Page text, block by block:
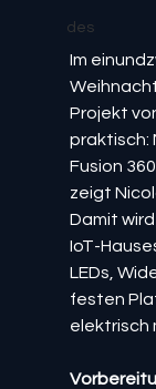
des
Im
Projekt
praktisch:
Fusion
zeigt
Damit
IoT-
LEDs,
festen
elektrisch